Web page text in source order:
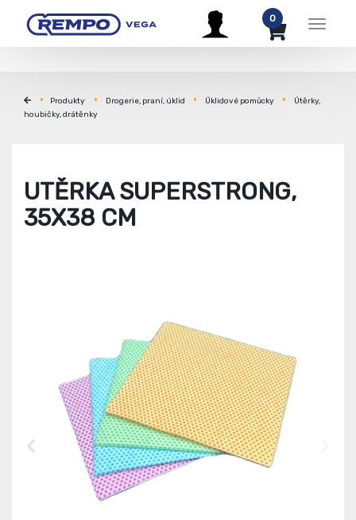
Menu
0
Produkty Drogerie, praní, úklid Úklidové pomůcky
Útěrky,
houbičky, drátěnky
UTĚRKA SUPERSTRONG,
35X38 CM